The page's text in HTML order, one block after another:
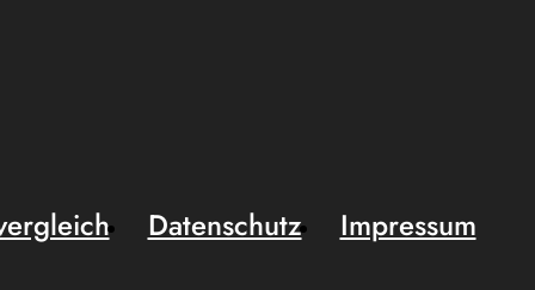
Datenschutz
Impressum